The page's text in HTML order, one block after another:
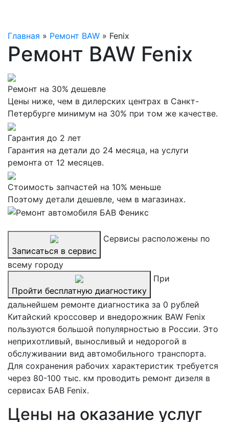
Главная » Ремонт BAW » Fenix
Ремонт BAW Fenix
Ремонт на 30% дешевле
Цены ниже, чем в дилерских центрах в Санкт-
Петербурге минимум на 30% при том же качестве.
Гарантия до 2 лет
Гарантия на детали до 24 месяца, на услуги
ремонта от 12 месяцев.
Стоимость запчастей на 10% меньше
Поэтому детали дешевле, чем в магазинах.
Записаться в сервис
Сервисы расположены по
всему городу
Пройти бесплатную диагностику
При
дальнейшем ремонте диагностика за 0 рублей
Китайский кроссовер и внедорожник BAW Fenix
пользуются большой популярностью в России. Это
неприхотливый, выносливый и недорогой в
обслуживании вид автомобильного транспорта.
Для сохранения рабочих характеристик требуется
через 80-100 тыс. км проводить ремонт дизеля в
сервисах БАВ Fenix.
Цены на оказание услуг